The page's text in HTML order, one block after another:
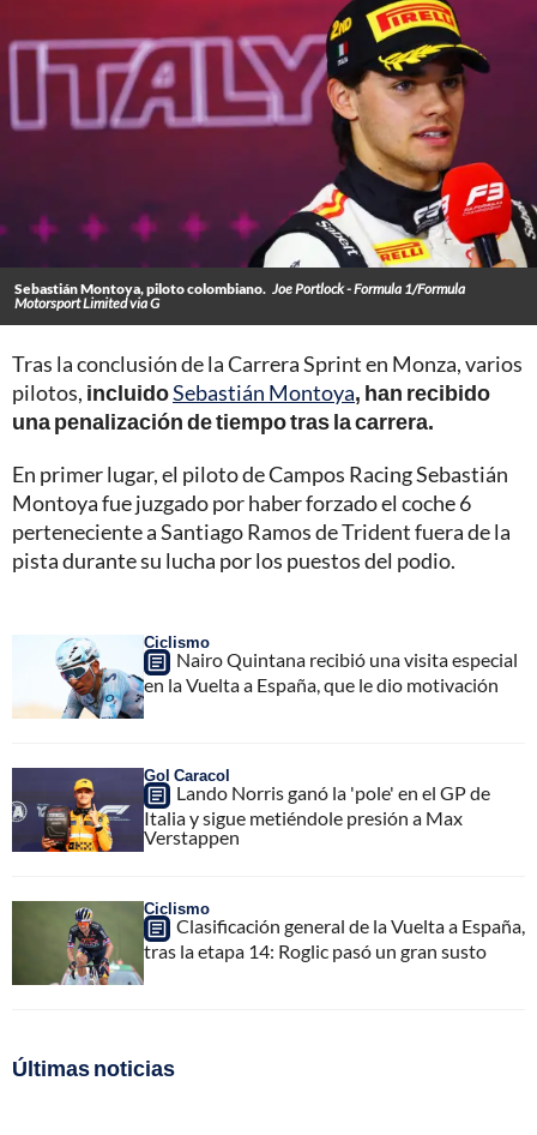
Sebastián Montoya, piloto colombiano. Joe Portlock - Formula 1/Formula
Motorsport Limited via G
Tras la conclusión de la Carrera Sprint en Monza, varios
pilotos, incluidoSebastián Montoya, han recibido
una penalización de tiempo tras la carrera.
En primer lugar, el piloto de Campos Racing Sebastián
Montoya fue juzgado por haber forzado el coche 6
perteneciente a Santiago Ramos de Trident fuera de la
pista durante su lucha por los puestos del podio.
Ciclismo
Nairo Quintana recibió una visita especial
en la Vuelta a España, que le dio motivación
Gol Caracol
Lando Norris ganó la 'pole' en el GP de
Italia y sigue metiéndole presión a Max
Verstappen
Ciclismo
Clasificación general de la Vuelta a España,
tras la etapa 14: Roglic pasó un gran susto
Últimas noticias